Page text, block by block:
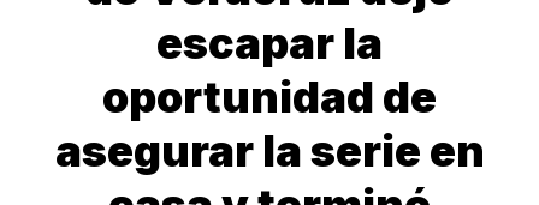
escapar la
oportunidad de
asegurar la serie en